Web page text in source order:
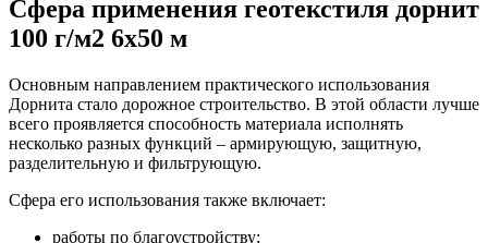
Сфера применения геотекстиля дорнит
100 г/м2 6x50 м
Основным направлением практического использования
Дорнита стало дорожное строительство. В этой области лучше
всего проявляется способность материала исполнять
несколько разных функций – армирующую, защитную,
разделительную и фильтрующую.
Сфера его использования также включает:
работы по благоустройству;